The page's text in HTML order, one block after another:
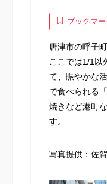
ブックマー
唐津市の呼子
ここでは1/1以
て、賑やかな
で食べられる
焼きなど港町
す。
写真提供：佐